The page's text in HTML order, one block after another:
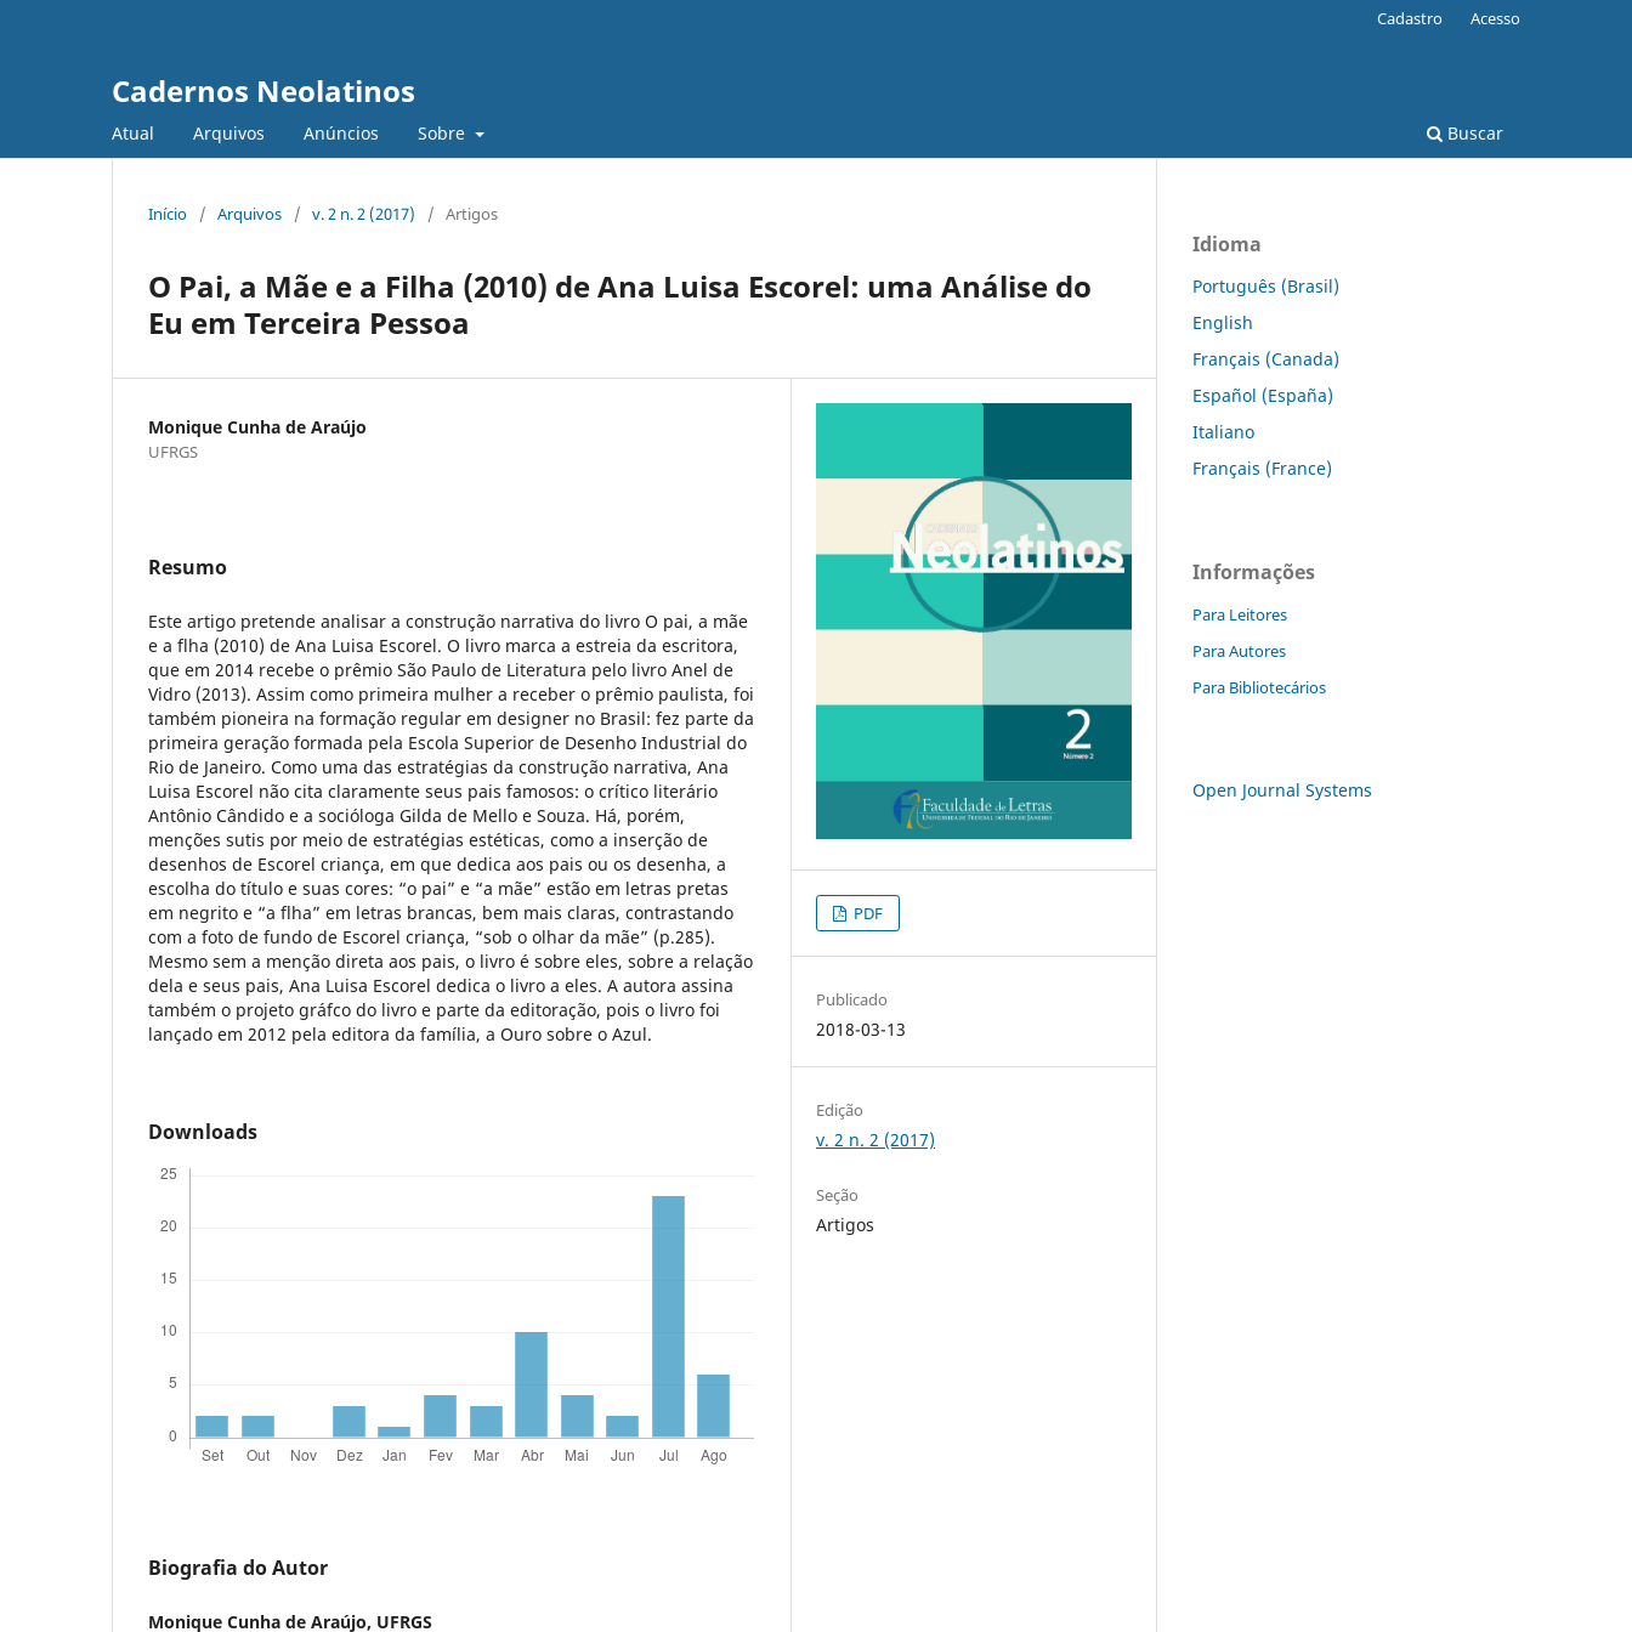
Cadernos Neolatinos
Atual Arquivos Anúncios Sobre Buscar
Cadastro Acesso
Início / Arquivos / v. 2 n. 2 (2017) / Artigos
O Pai, a Mãe e a Filha (2010) de Ana Luisa Escorel: uma Análise do
Eu em Terceira Pessoa
Monique Cunha de Araújo
UFRGS
Resumo
Este artigo pretende analisar a construção narrativa do livro O pai, a mãe
e a flha (2010) de Ana Luisa Escorel. O livro marca a estreia da escritora,
que em 2014 recebe o prêmio São Paulo de Literatura pelo livro Anel de
Vidro (2013). Assim como primeira mulher a receber o prêmio paulista, foi
também pioneira na formação regular em designer no Brasil: fez parte da
primeira geração formada pela Escola Superior de Desenho Industrial do
Rio de Janeiro. Como uma das estratégias da construção narrativa, Ana
Luisa Escorel não cita claramente seus pais famosos: o crítico literário
Antônio Cândido e a socióloga Gilda de Mello e Souza. Há, porém,
menções sutis por meio de estratégias estéticas, como a inserção de
desenhos de Escorel criança, em que dedica aos pais ou os desenha, a
escolha do título e suas cores: “o pai” e “a mãe” estão em letras pretas
em negrito e “a flha” em letras brancas, bem mais claras, contrastando
com a foto de fundo de Escorel criança, “sob o olhar da mãe” (p.285).
Mesmo sem a menção direta aos pais, o livro é sobre eles, sobre a relação
dela e seus pais, Ana Luisa Escorel dedica o livro a eles. A autora assina
também o projeto gráfco do livro e parte da editoração, pois o livro foi
lançado em 2012 pela editora da família, a Ouro sobre o Azul.
Downloads
Biografia do Autor
Monique Cunha de Araújo, UFRGS
PDF
Publicado
2018-03-13
Edição
v. 2 n. 2 (2017)
Seção
Artigos
Idioma
Português (Brasil)
English
Français (Canada)
Español (España)
Italiano
Français (France)
Informações
Para Leitores
Para Autores
Para Bibliotecários
Open Journal Systems